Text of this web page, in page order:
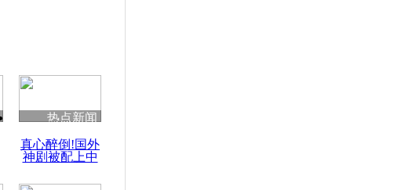
热点新闻
真心醉倒!国外
神剧被配上中